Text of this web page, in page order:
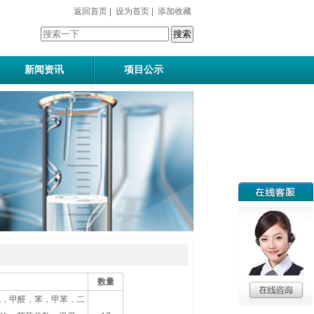
返回首页 设为首页 添加收藏
新闻资讯 项目公示
数量
甲醛，苯，甲苯，二